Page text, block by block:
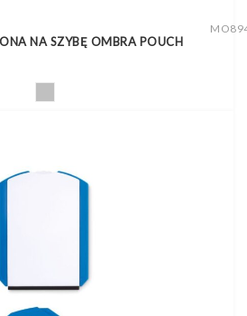
NA SZYBĘ OMBRA POUCH